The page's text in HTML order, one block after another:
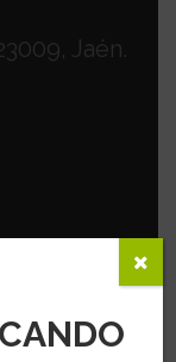
Jaén.